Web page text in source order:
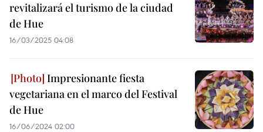
revitalizará el turismo de la ciudad
de Hue
16/03/2025 04:08
Impresionante fiesta
vegetariana en el marco del Festival
de Hue
16/06/2024 02:00